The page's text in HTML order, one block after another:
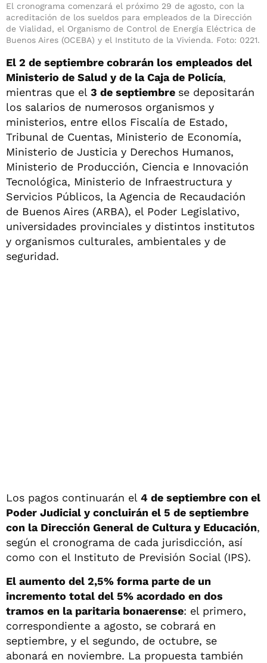
El cronograma comenzará el próximo 29 de agosto, con la
acreditación de los sueldos para empleados de la Dirección
de Vialidad, el Organismo de Control de Energía Eléctrica de
Buenos Aires (OCEBA) y el Instituto de la Vivienda. Foto: 0221.
El 2 de septiembre cobrarán los empleados del
Ministerio de Salud y de la Caja de Policía,
mientras que el 3 de septiembre se depositarán
los salarios de numerosos organismos y
ministerios, entre ellos Fiscalía de Estado,
Tribunal de Cuentas, Ministerio de Economía,
Ministerio de Justicia y Derechos Humanos,
Ministerio de Producción, Ciencia e Innovación
Tecnológica, Ministerio de Infraestructura y
Servicios Públicos, la Agencia de Recaudación
de Buenos Aires (ARBA), el Poder Legislativo,
universidades provinciales y distintos institutos
y organismos culturales, ambientales y de
seguridad.
Los pagos continuarán el 4 de septiembre con el
Poder Judicial y concluirán el 5 de septiembre
con la Dirección General de Cultura y Educación,
según el cronograma de cada jurisdicción, así
como con el Instituto de Previsión Social (IPS).
El aumento del 2,5% forma parte de un
incremento total del 5% acordado en dos
tramos en la paritaria bonaerense: el primero,
correspondiente a agosto, se cobrará en
septiembre, y el segundo, de octubre, se
abonará en noviembre. La propuesta también